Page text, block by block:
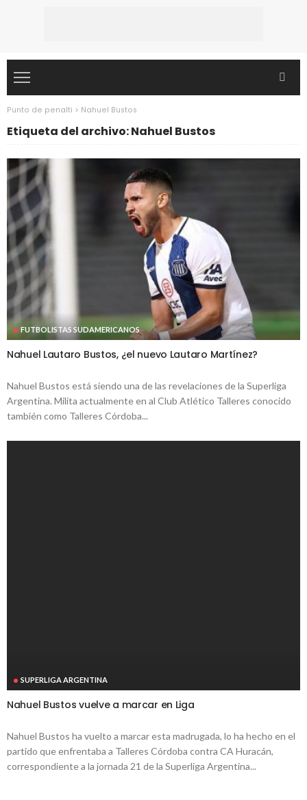
Punto de penalti > Nahuel Bustos
Etiqueta del archivo: Nahuel Bustos
FUTBOLISTAS SUDAMERICANOS
Nahuel Lautaro Bustos, ¿el nuevo Lautaro Martínez?
Nahuel Bustos está siendo una de las revelaciones de la Superliga
Argentina. Milita actualmente en al Club Atlético Talleres conocido
también como Talleres Córdoba...
SUPERLIGA ARGENTINA
Nahuel Bustos vuelve a marcar en Liga
Nahuel Bustos ha vuelto a marcar esta madrugada, lo ha hecho en el
partido que enfrentaba a Talleres Córdoba contra CA Huracán,
correspondiente a la jornada 21 de la Superliga Argentina...